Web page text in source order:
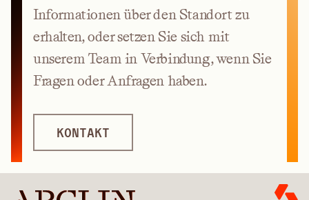
Informationen über den Standort zu
erhalten, oder setzen Sie sich mit
unserem Team in Verbindung, wenn Sie
Fragen oder Anfragen haben.
KONTAKT